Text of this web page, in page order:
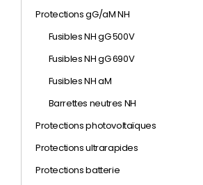
Protections gG/aM NH
Fusibles NH gG 500V
Fusibles NH gG 690V
Fusibles NH aM
Barrettes neutres NH
Protections photovoltaïques
Protections ultrarapides
Protections batterie